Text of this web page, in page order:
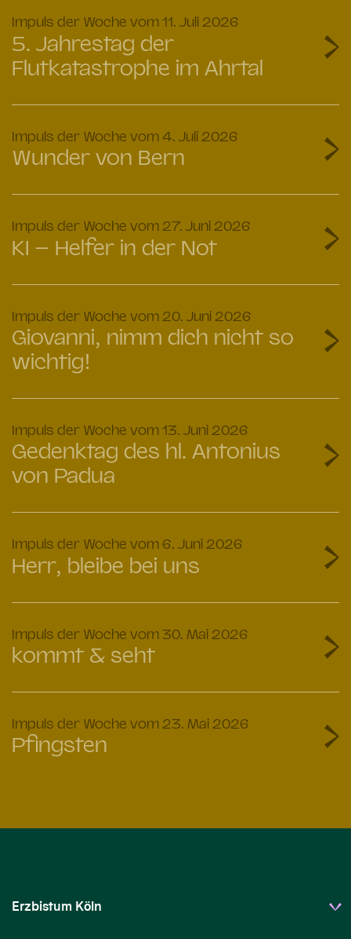
Impuls der Woche vom 11. Juli 2026
5. Jahrestag der
Flutkatastrophe im Ahrtal
Impuls der Woche vom 4. Juli 2026
Wunder von Bern
Impuls der Woche vom 27. Juni 2026
KI – Helfer in der Not
Impuls der Woche vom 20. Juni 2026
Giovanni, nimm dich nicht so
wichtig!
Impuls der Woche vom 13. Juni 2026
Gedenktag des hl. Antonius
von Padua
Impuls der Woche vom 6. Juni 2026
Herr, bleibe bei uns
Impuls der Woche vom 30. Mai 2026
kommt & seht
Impuls der Woche vom 23. Mai 2026
Pfingsten
Erzbistum Köln